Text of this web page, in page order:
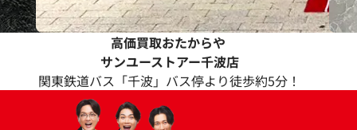
高価買取おたからや
サンユーストアー千波店
関東鉄道バス「千波」バス停より徒歩約5分！